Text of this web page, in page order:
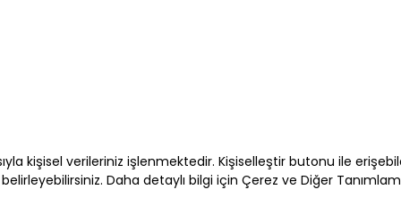
kabul ediyorum *
* Açık Rızanızı dilediğiniz zaman
eposta ile geri alabilirsiniz.
kişisel verileriniz işlenmektedir. Kişiselleştir butonu ile
Daha detaylı bilgi için Çerez ve Diğer